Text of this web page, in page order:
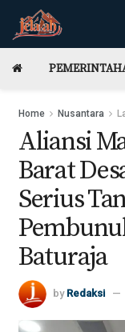
Home Nusantara
Aliansi
Barat
Serius
Baturaja
by Redaksi